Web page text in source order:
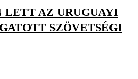
LETT AZ URUGUAYI
SZÖVETSÉGI